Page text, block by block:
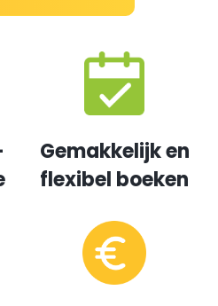
Gemakkelijk en
flexibel boeken